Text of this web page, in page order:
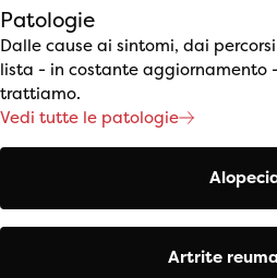
Patologie
Dalle cause ai sintomi, dai
lista - in costante aggiornamento
trattiamo.
Vedi tutte le patologie
Artrite